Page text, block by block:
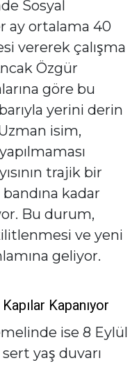
Sosyal
ay ortalama 40
vererek çalışma
Özgür
göre bu
yerini derin
isim,
trajik bir
kadar
Bu durum,
ve yeni
geliyor.
Kapanıyor
ise 8 Eylül
sert yaş duvarı